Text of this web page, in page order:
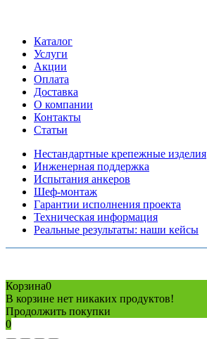
Каталог
Услуги
Акции
Оплата
Доставка
О компании
Контакты
Статьи
Нестандартные крепежные изделия
Инженерная поддержка
Испытания анкеров
Шеф-монтаж
Гарантии исполнения проекта
Техническая информация
Реальные результаты: наши кейсы
Корзина0
В корзине нет никаких продуктов!
Продолжить покупки
0